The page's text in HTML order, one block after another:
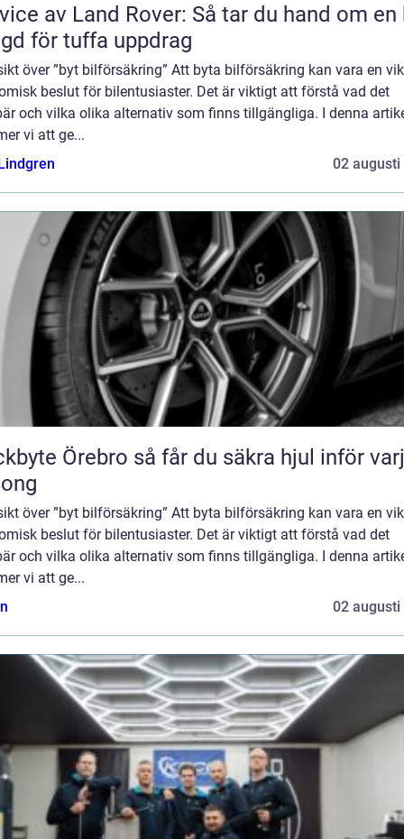
av Land Rover: Så tar du hand om en
för tuffa uppdrag
över ”byt bilförsäkring” Att byta bilförsäkring kan vara en
beslut för bilentusiaster. Det är viktigt att förstå vad det
och vilka olika alternativ som finns tillgängliga. I denna
vi att ge...
02 augusti
så får du säkra hjul inför varje
över ”byt bilförsäkring” Att byta bilförsäkring kan vara en
beslut för bilentusiaster. Det är viktigt att förstå vad det
och vilka olika alternativ som finns tillgängliga. I denna
vi att ge...
02 augusti